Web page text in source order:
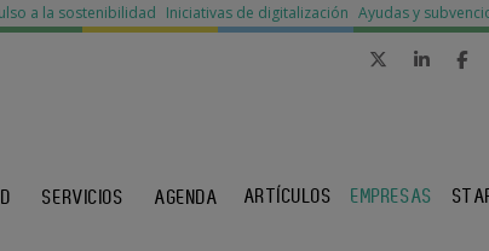
a la sostenibilidad Iniciativas de digitalización Ayudas y
SERVICIOS AGENDA ARTÍCULOS EMPRESAS